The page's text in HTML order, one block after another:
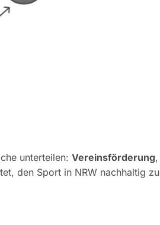
unterteilen: Vereinsförderung,
den Sport in NRW nachhaltig zu